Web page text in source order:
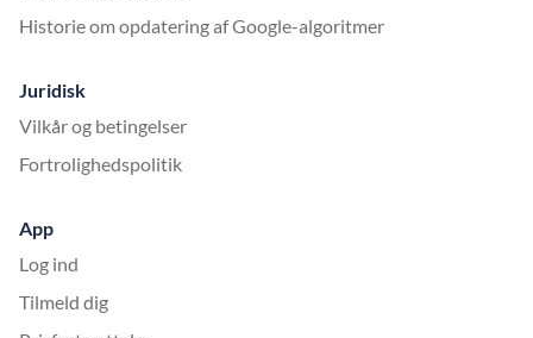
Historie om opdatering af Google-algoritmer
Juridisk
Vilkår og betingelser
Fortrolighedspolitik
App
Log ind
Tilmeld dig